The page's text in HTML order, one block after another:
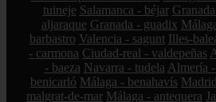
tuineje Salamanca - béjar
aljaraque Granada - guadix
barbastro Valencia - sagunt Illes-
- carmona Ciudad-real - valdepeñas
- baeza Navarra - tudela Almería
benicarló Málaga - benahavís
malgrat-de-mar Málaga - antequera